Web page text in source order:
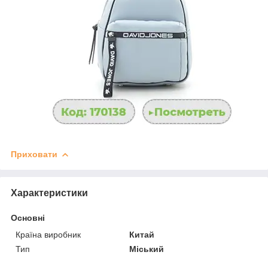
Приховати
Характеристики
Основні
Країна виробник
Китай
Тип
Міський